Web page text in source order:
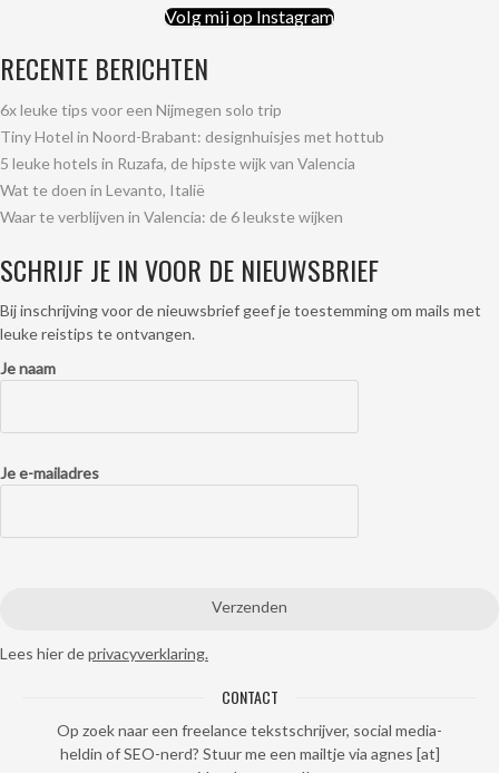
Volg mij op Instagram
RECENTE BERICHTEN
6x leuke tips voor een Nijmegen solo trip
Tiny Hotel in Noord-Brabant: designhuisjes met hottub
5 leuke hotels in Ruzafa, de hipste wijk van Valencia
Wat te doen in Levanto, Italië
Waar te verblijven in Valencia: de 6 leukste wijken
SCHRIJF JE IN VOOR DE NIEUWSBRIEF
Bij inschrijving voor de nieuwsbrief geef je toestemming om mails met
leuke reistips te ontvangen.
Je naam
Je e-mailadres
Lees hier deprivacyverklaring.
CONTACT
Op zoek naar een freelance tekstschrijver, social media-
heldin of SEO-nerd? Stuur me een mailtje via agnes [at]